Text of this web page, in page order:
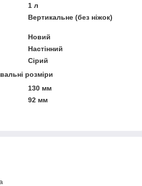
1 л
Вертикальне (без ніжок)
Новий
Настінний
Сірий
розміри
130 мм
92 мм